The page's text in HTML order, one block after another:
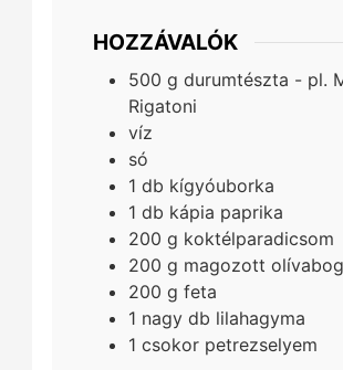
HOZZÁVALÓK
500 g durumtészta - pl.
Rigatoni
víz
só
1 db kígyóuborka
1 db kápia paprika
200 g koktélparadicsom
200 g magozott
200 g feta
1 nagy db lilahagyma
1 csokor petrezselyem